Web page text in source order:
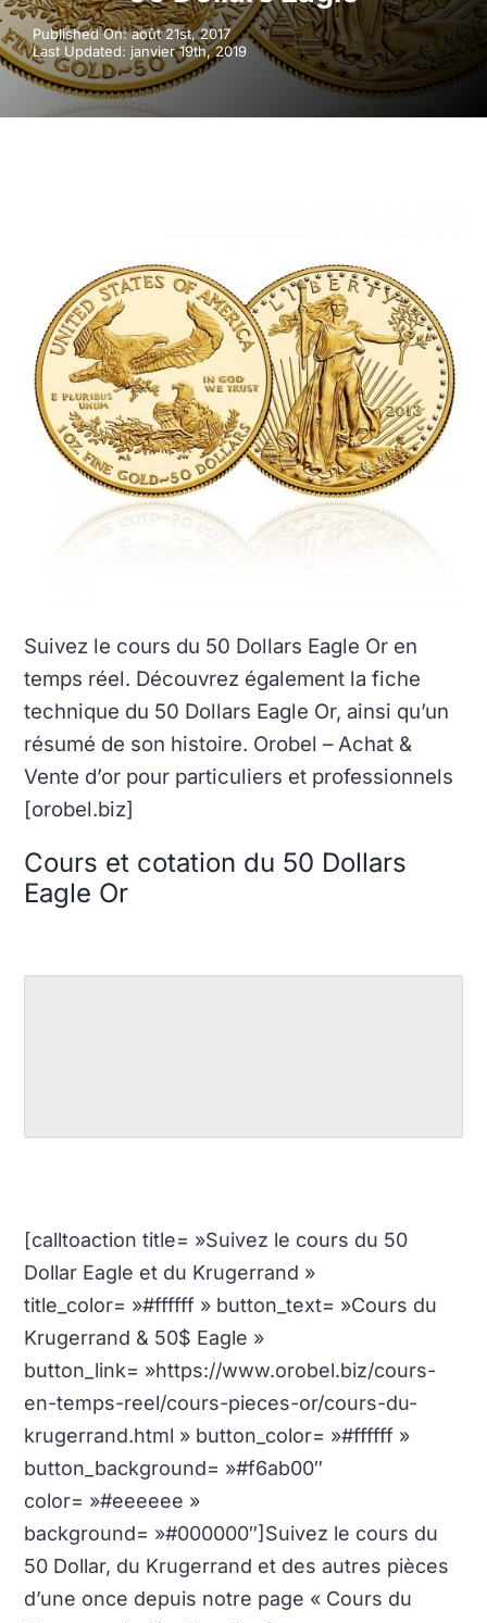
Published On: août 21st, 2017
Last Updated: janvier 19th, 2019
Suivez le cours du 50 Dollars Eagle Or en
temps réel. Découvrez également la fiche
technique du 50 Dollars Eagle Or, ainsi qu’un
résumé de son histoire. Orobel – Achat &
Vente d’or pour particuliers et professionnels
[orobel.biz]
Cours et cotation du 50 Dollars
Eagle Or
[calltoaction title= »Suivez le cours du 50
Dollar Eagle et du Krugerrand »
title_color= »#ffffff » button_text= »Cours du
Krugerrand & 50$ Eagle »
button_link= »https://www.orobel.biz/cours-
en-temps-reel/cours-pieces-or/cours-du-
krugerrand.html » button_color= »#ffffff »
button_background= »#f6ab00″
color= »#eeeeee »
background= »#000000″]Suivez le cours du
50 Dollar, du Krugerrand et des autres pièces
d’une once depuis notre page « Cours du